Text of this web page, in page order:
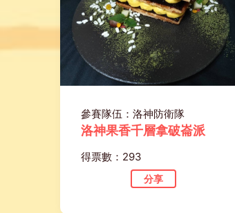
參賽隊伍：洛神防衛隊
洛神果香千層拿破崙派
得票數：293
分享